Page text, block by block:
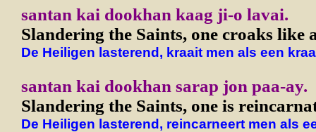
santan kai dookhan kaag ji-o lavai.
Slandering the Saints, one croaks like
De Heiligen lasterend, kraait men als een
santan kai dookhan sarap jon paa-ay.
Slandering the Saints, one is
De Heiligen lasterend, reincarneert men als